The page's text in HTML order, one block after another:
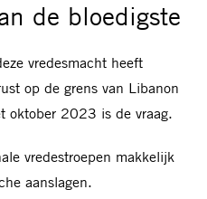
de bloedigste
vredesmacht heeft
op de grens van Libanon
oktober 2023 is de vraag.
vredestroepen makkelijk
aanslagen.